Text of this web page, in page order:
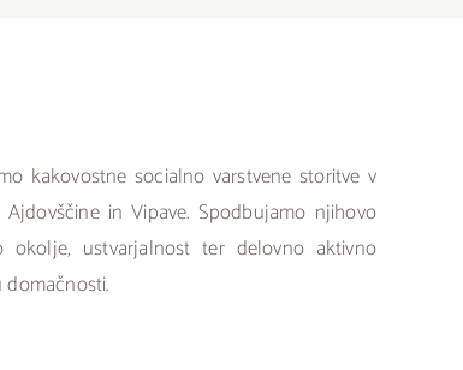
kakovostne socialno varstvene storitve v
in Vipave. Spodbujamo njihovo
okolje, ustvarjalnost ter delovno aktivno